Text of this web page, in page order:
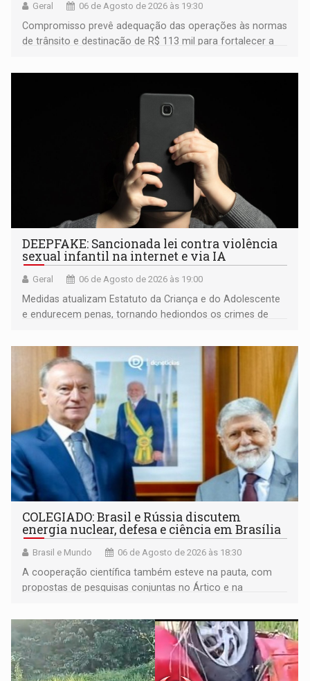
Geral 06 de Agosto de 2026 às 19:30
Compromisso prevê adequação das operações às normas
de trânsito e destinação de R$ 113 mil para fortalecer a
DEEPFAKE: Sancionada lei contra violência
sexual infantil na internet e via IA
Geral 06 de Agosto de 2026 às 19:00
Medidas atualizam Estatuto da Criança e do Adolescente
e endurecem penas, tornando hediondos os crimes de
COLEGIADO: Brasil e Rússia discutem
energia nuclear, defesa e ciência em Brasília
Brasil e Mundo 06 de Agosto de 2026 às 18:30
A cooperação científica também esteve na pauta, com
propostas de pesquisas conjuntas no Ártico e na